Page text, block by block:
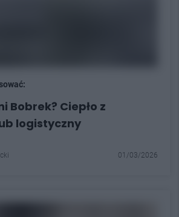
Bobrek? Ciepło z
logistyczny
01/03/2026